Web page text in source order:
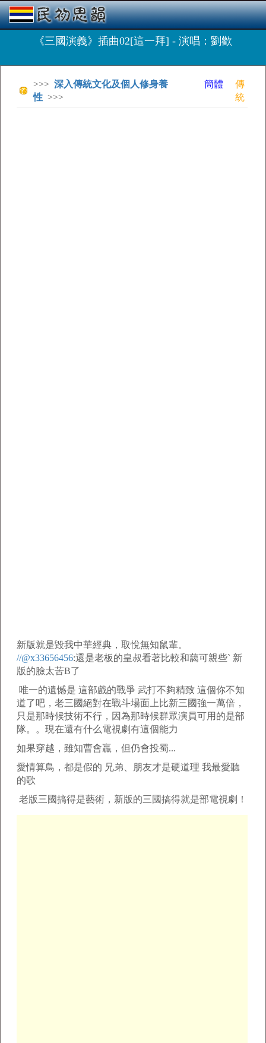
《三國演義》插曲02[這一拜] - 演唱：劉歡
>>> 深入傳統文化及個人修身養
性 >>>
簡體
傳
統
新版就是毀我中華經典，取悅無知鼠輩。
//@x33656456:還是老板的皇叔看著比較和藹可親些` 新
版的臉太苦B了
唯一的遺憾是 這部戲的戰爭 武打不夠精致 這個你不知
道了吧，老三國絕對在戰斗場面上比新三國強一萬倍，
只是那時候技術不行，因為那時候群眾演員可用的是部
隊。。現在還有什么電視劇有這個能力
如果穿越，雖知曹會贏，但仍會投蜀...
愛情算鳥，都是假的 兄弟、朋友才是硬道理 我最愛聽
的歌
老版三國搞得是藝術，新版的三國搞得就是部電視劇！